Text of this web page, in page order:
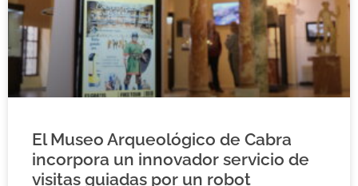
El Museo Arqueológico de Cabra
incorpora un innovador servicio de
visitas guiadas por un robot